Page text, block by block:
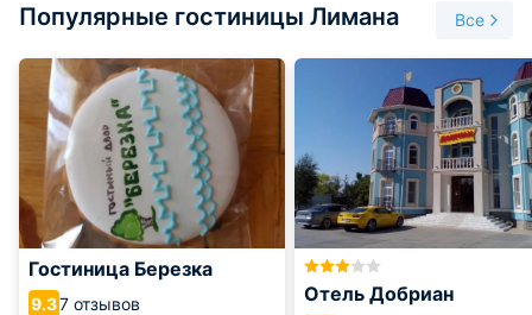
Популярные гостиницы Лимана Все
Гостиница Березка
9.37 отзывов
Отель Добриан